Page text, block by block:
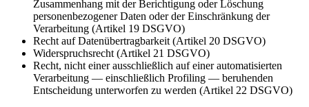
Zusammenhang mit der Berichtigung oder Löschung
personenbezogener Daten oder der Einschränkung der
Verarbeitung (Artikel 19 DSGVO)
Recht auf Datenübertragbarkeit (Artikel 20 DSGVO)
Widerspruchsrecht (Artikel 21 DSGVO)
Recht, nicht einer ausschließlich auf einer automatisierten
Verarbeitung — einschließlich Profiling — beruhenden
Entscheidung unterworfen zu werden (Artikel 22 DSGVO)